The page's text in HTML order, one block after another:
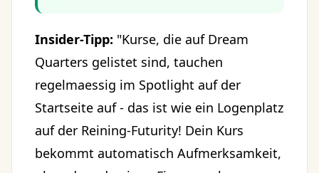
Insider-Tipp: "Kurse, die auf Dream
Quarters gelistet sind, tauchen
regelmaessig im Spotlight auf der
Startseite auf - das ist wie ein Logenplatz
auf der Reining-Futurity! Dein Kurs
bekommt automatisch Aufmerksamkeit,